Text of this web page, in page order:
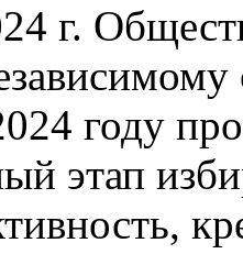
г.
году
этап